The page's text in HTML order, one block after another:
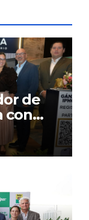
de
con